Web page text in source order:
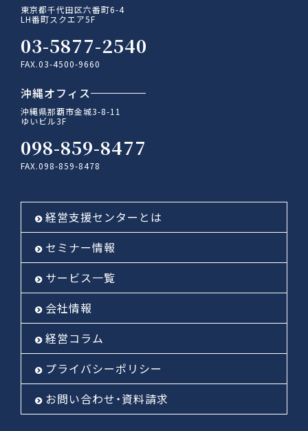
東京都千代田区六番町6-4
LH番町スクエア5F
03-5877-2540
FAX.03-4500-9660
沖縄オフィス
沖縄県那覇市金城3-8-11
ゆいビル3F
098-859-8477
FAX.098-859-8478
経営支援センターとは
セミナー情報
サービス一覧
会社情報
経営コラム
プライバシーポリシー
お問い合わせ・資料請求